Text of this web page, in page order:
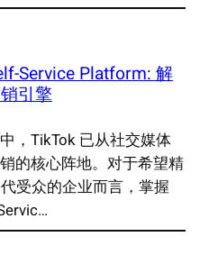
Service Platform: 解
引擎
，TikTok 已从社交媒体
的核心阵地。对于希望精
受众的企业而言，掌握